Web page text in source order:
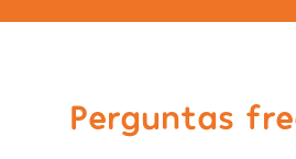
Perguntas